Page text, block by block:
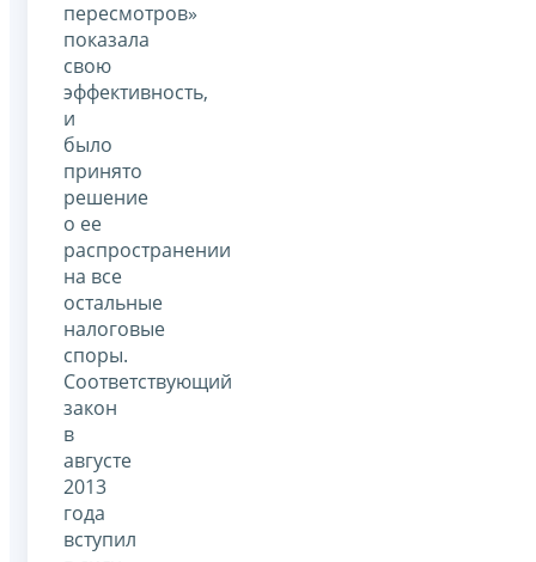
пересмотров»
показала
свою
эффективность,
и
было
принято
решение
о ее
распространении
на все
остальные
налоговые
споры.
Соответствующий
закон
в
августе
2013
года
вступил